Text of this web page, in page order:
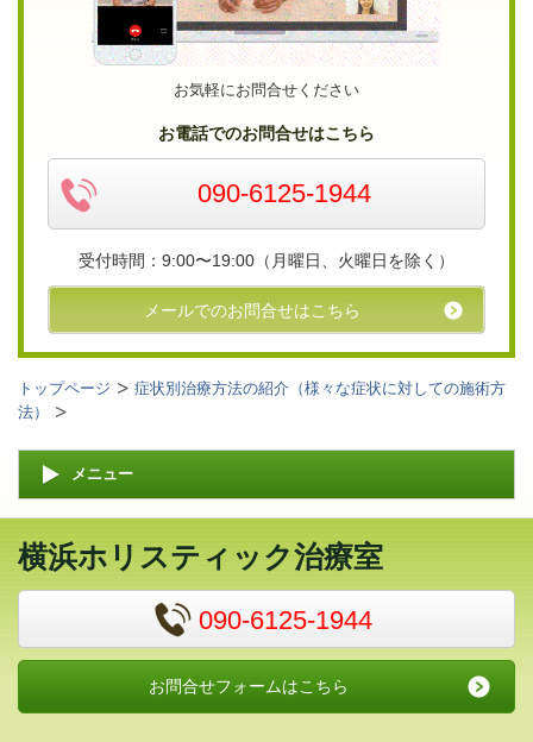
お気軽にお問合せください
お電話でのお問合せはこちら
090-6125-1944
受付時間：9:00〜19:00（月曜日、火曜日を除く）
メールでのお問合せはこちら
トップページ
症状別治療方法の紹介（様々な症状に対しての施術方
法）
メニュー
横浜ホリスティック治療室
090-6125-1944
お問合せフォームはこちら